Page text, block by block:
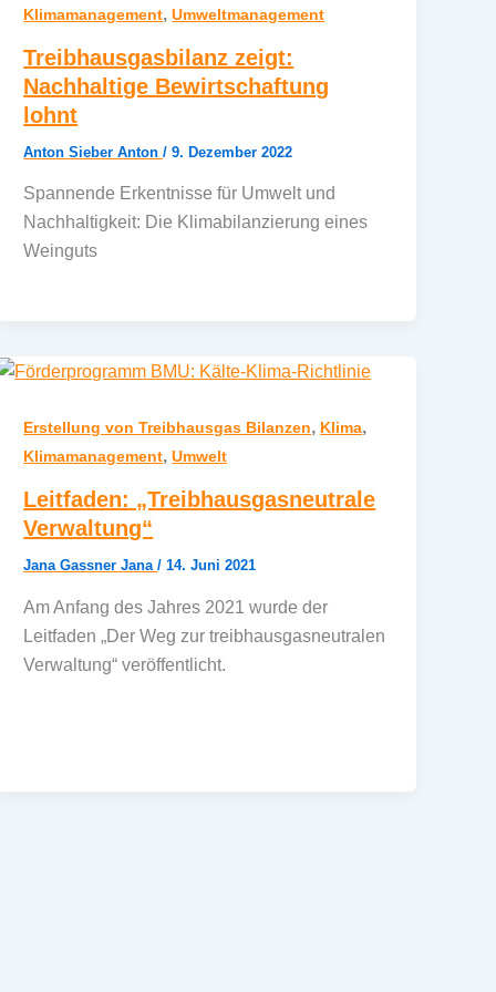
Klimamanagement,Umweltmanagement
Treibhausgasbilanz zeigt:
Nachhaltige Bewirtschaftung
lohnt
Anton Sieber Anton/9. Dezember 2022
Spannende Erkentnisse für Umwelt und
Nachhaltigkeit: Die Klimabilanzierung eines
Weinguts
Erstellung von Treibhausgas Bilanzen, Klima,
Klimamanagement,Umwelt
Leitfaden: „Treibhausgasneutrale
Verwaltung“
Jana Gassner Jana/14. Juni 2021
Am Anfang des Jahres 2021 wurde der
Leitfaden „Der Weg zur treibhausgasneutralen
Verwaltung“ veröffentlicht.